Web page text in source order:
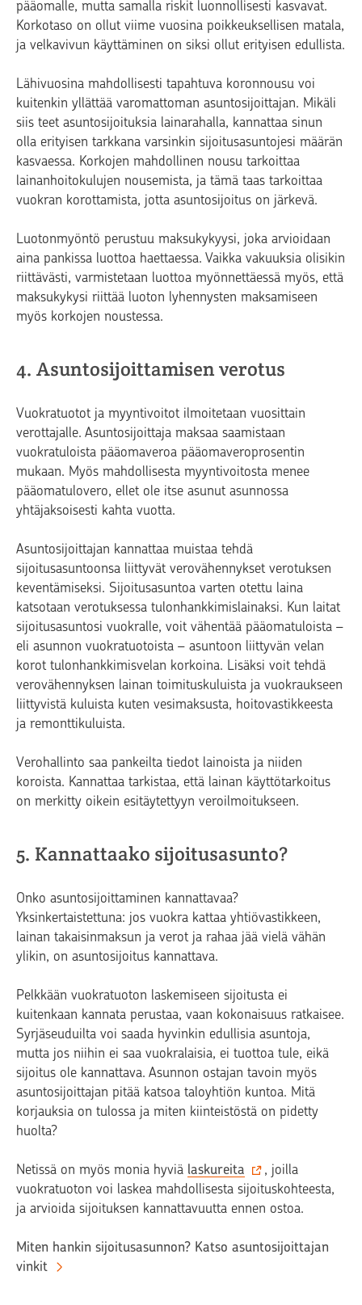
pääomalle, mutta samalla riskit luonnollisesti kasvavat.
Korkotaso on ollut viime vuosina poikkeuksellisen matala,
ja velkavivun käyttäminen on siksi ollut erityisen edullista.
Lähivuosina mahdollisesti tapahtuva koronnousu voi
kuitenkin yllättää varomattoman asuntosijoittajan. Mikäli
siis teet asuntosijoituksia lainarahalla, kannattaa sinun
olla erityisen tarkkana varsinkin sijoitusasuntojesi määrän
kasvaessa. Korkojen mahdollinen nousu tarkoittaa
lainanhoitokulujen nousemista, ja tämä taas tarkoittaa
vuokran korottamista, jotta asuntosijoitus on järkevä.
Luotonmyöntö perustuu maksukykyysi, joka arvioidaan
aina pankissa luottoa haettaessa. Vaikka vakuuksia olisikin
riittävästi, varmistetaan luottoa myönnettäessä myös, että
maksukykysi riittää luoton lyhennysten maksamiseen
myös korkojen noustessa.
4. Asuntosijoittamisen verotus
Vuokratuotot ja myyntivoitot ilmoitetaan vuosittain
verottajalle. Asuntosijoittaja maksaa saamistaan
vuokratuloista pääomaveroa pääomaveroprosentin
mukaan. Myös mahdollisesta myyntivoitosta menee
pääomatulovero, ellet ole itse asunut asunnossa
yhtäjaksoisesti kahta vuotta.
Asuntosijoittajan kannattaa muistaa tehdä
sijoitusasuntoonsa liittyvät verovähennykset verotuksen
keventämiseksi. Sijoitusasuntoa varten otettu laina
katsotaan verotuksessa tulonhankkimislainaksi. Kun laitat
sijoitusasuntosi vuokralle, voit vähentää pääomatuloista –
eli asunnon vuokratuotoista – asuntoon liittyvän velan
korot tulonhankkimisvelan korkoina. Lisäksi voit tehdä
verovähennyksen lainan toimituskuluista ja vuokraukseen
liittyvistä kuluista kuten vesimaksusta, hoitovastikkeesta
ja remonttikuluista.
Verohallinto saa pankeilta tiedot lainoista ja niiden
koroista. Kannattaa tarkistaa, että lainan käyttötarkoitus
on merkitty oikein esitäytettyyn veroilmoitukseen.
5. Kannattaako sijoitusasunto?
Onko asuntosijoittaminen kannattavaa?
Yksinkertaistettuna: jos vuokra kattaa yhtiövastikkeen,
lainan takaisinmaksun ja verot ja rahaa jää vielä vähän
ylikin, on asuntosijoitus kannattava.
Pelkkään vuokratuoton laskemiseen sijoitusta ei
kuitenkaan kannata perustaa, vaan kokonaisuus ratkaisee.
Syrjäseuduilta voi saada hyvinkin edullisia asuntoja,
mutta jos niihin ei saa vuokralaisia, ei tuottoa tule, eikä
sijoitus ole kannattava. Asunnon ostajan tavoin myös
asuntosijoittajan pitää katsoa taloyhtiön kuntoa. Mitä
korjauksia on tulossa ja miten kiinteistöstä on pidetty
huolta?
Netissä on myös monia hyviä laskureita
, joilla
vuokratuoton voi laskea mahdollisesta sijoituskohteesta,
ja arvioida sijoituksen kannattavuutta ennen ostoa.
Miten hankin sijoitusasunnon? Katso asuntosijoittajan
vinkit